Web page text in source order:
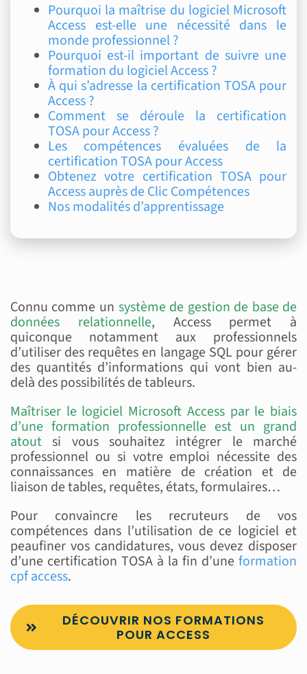
Pourquoi la maîtrise du logiciel Microsoft
Access est-elle une nécessité dans le
monde professionnel ?
Pourquoi est-il important de suivre une
formation du logiciel Access ?
À qui s’adresse la certification TOSA pour
Access ?
Comment se déroule la certification
TOSA pour Access ?
Les compétences évaluées de la
certification TOSA pour Access
Obtenez votre certification TOSA pour
Access auprès de Clic Compétences
Nos modalités d’apprentissage
Connu comme un système de gestion de base de
données relationnelle, Access permet à
quiconque notamment aux professionnels
d’utiliser des requêtes en langage SQL pour gérer
des quantités d’informations qui vont bien au-
delà des possibilités de tableurs.
Maîtriser le logiciel Microsoft Access par le biais
d’une formation professionnelle est un grand
atoutsi vous souhaitez intégrer le marché
professionnel ou si votre emploi nécessite des
connaissances en matière de création et de
liaison de tables, requêtes, états, formulaires…
Pour convaincre les recruteurs de vos
compétences dans l’utilisation de ce logiciel et
peaufiner vos candidatures, vous devez disposer
d’une certification TOSA à la fin d’uneformation
cpf access.
DÉCOUVRIR NOS FORMATIONS
POUR ACCESS